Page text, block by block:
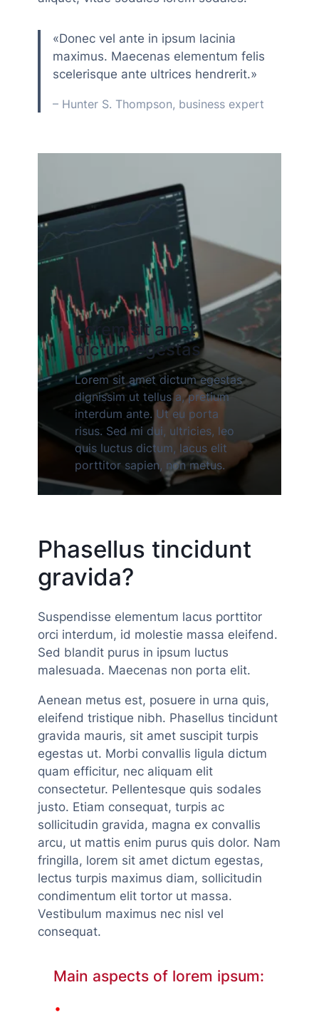
«Donec vel ante in ipsum lacinia
maximus. Maecenas elementum felis
scelerisque ante ultrices hendrerit.»
– Hunter S. Thompson, business expert
Lorem sit amet
dictum egestas
Lorem sit amet dictum egestas
dignissim ut tellus a, pretium
interdum ante. Ut eu porta
risus. Sed mi dui, ultricies, leo
quis luctus dictum, lacus elit
porttitor sapien, non metus.
Phasellus tincidunt
gravida?
Suspendisse elementum lacus porttitor
orci interdum, id molestie massa eleifend.
Sed blandit purus in ipsum luctus
malesuada. Maecenas non porta elit.
Aenean metus est, posuere in urna quis,
eleifend tristique nibh. Phasellus tincidunt
gravida mauris, sit amet suscipit turpis
egestas ut. Morbi convallis ligula dictum
quam efficitur, nec aliquam elit
consectetur. Pellentesque quis sodales
justo. Etiam consequat, turpis ac
sollicitudin gravida, magna ex convallis
arcu, ut mattis enim purus quis dolor. Nam
fringilla, lorem sit amet dictum egestas,
lectus turpis maximus diam, sollicitudin
condimentum elit tortor ut massa.
Vestibulum maximus nec nisl vel
consequat.
Main aspects of lorem ipsum: